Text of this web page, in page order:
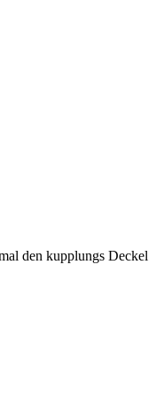
den kupplungs Deckel